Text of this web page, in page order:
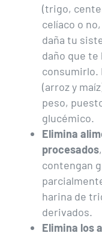
(trigo,
celíaco o
daña tu
daño que te
consumirlo.
(arroz y
peso,
glucémico.
Elimina
procesados
contengan
harina de
derivados.
Elimina los